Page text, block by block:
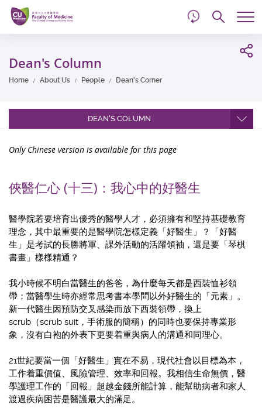
Skip
main
content
Dean's Column
Home About Us People Dean's Corner
DEAN'S COLUMN
Only Chinese version is available for this page
俠醫仁心 (十三)：我心中的好醫生
醫學院若要培育出優秀的醫學人才，必須擁有和堅持基礎教育
理念，其中最重要的是醫學院怎樣定義「好醫生」？「好醫
生」是考試的長勝將軍、課外活動的活躍領袖，還是要「琴棋
書畫」樣樣精通？
我小時候不明白當醫生的爸爸，為什麼每天都是西裝恤衫領
帶；當醫學生時亦經常思考書本學問以外好醫生的「元素」。
新一代醫生因預防交叉感染而放下西裝領帶，換上
scrub（scrub suit，手術服的簡稱）的同時也要保持專業形
象，沒有白袍的外表下更要着重與病人的溝通和同理心。
21世紀要當一個「好醫生」實在不易，現代社會以目標為本，
工作着重價值、風險管理、效率和回報。我相信生命無價，醫
學護理工作的「回報」超越金錢所能計算，能幫助病者和家人
渡過疾病困苦是醫護最大的滿足。